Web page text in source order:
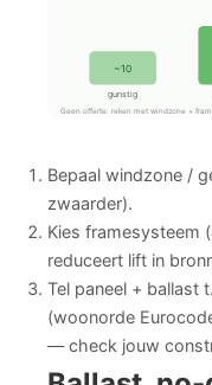
~10
gunstig
Geen offerte: reken met windzone +
Bepaal windzone /
zwaarder).
Kies framesysteem
reduceert lift in
Tel paneel + ballast
(woonorde
— check jouw